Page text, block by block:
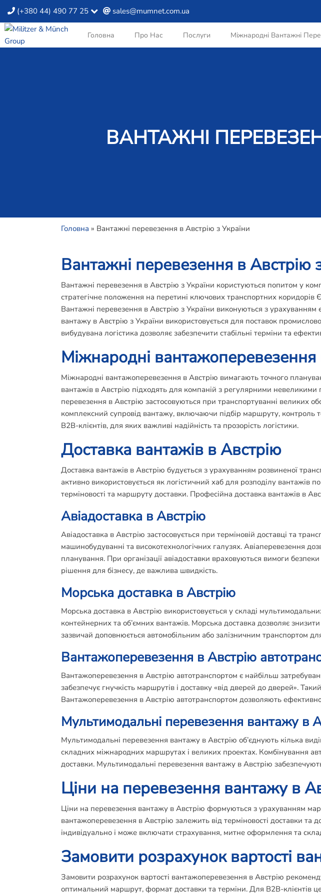
(+380 44) 490 77 25 sales@mumnet.com.ua
Головна
Про Нас Послуги Міжнародні Вантажні
ВАНТАЖНІ
Головна » Вантажні перевезення в Австрію з України
Вантажні перевезення в Австрію
Вантажні перевезення в Австрію з України користуються попитом у
стратегічне положення на перетині ключових транспортних
Вантажні перевезення в Австрію з України виконуються з
вантажу в Австрію з України використовується для поставок
вибудувана логістика дозволяє забезпечити стабільні терміни та
Міжнародні вантажоперевезення
Міжнародні вантажоперевезення в Австрію вимагають точного
вантажів в Австрію підходять для компаній з регулярними невеликими
перевезення в Австрію застосовуються при транспортуванні великих
комплексний супровід вантажу, включаючи підбір маршруту, контроль
B2B-клієнтів, для яких важливі надійність та прозорість логістики.
Доставка вантажів в Австрію
Доставка вантажів в Австрію будується з урахуванням розвиненої
активно використовується як логістичний хаб для розподілу
терміновості та маршруту доставки. Професійна доставка вантажів в
Авіадоставка в Австрію
Авіадоставка в Австрію застосовується при терміновій доставці та
машинобудуванні та високотехнологічних галузях. Авіаперевезення
планування. При організації авіадоставки враховуються вимоги
рішення для бізнесу, де важлива швидкість.
Морська доставка в Австрію
Морська доставка в Австрію використовується у складі
контейнерних та об’ємних вантажів. Морська доставка дозволяє
зазвичай доповнюється автомобільним або залізничним транспортом
Вантажоперевезення в Австрію
Вантажоперевезення в Австрію автотранспортом є найбільш
забезпечує гнучкість маршрутів і доставку «від дверей до дверей».
Вантажоперевезення в Австрію автотранспортом дозволяють
Мультимодальні перевезення вантажу в
Мультимодальні перевезення вантажу в Австрію об’єднують кілька
складних міжнародних маршрутах і великих проектах. Комбінування
доставки. Мультимодальні перевезення вантажу в Австрію
Ціни на перевезення вантажу в
Ціни на перевезення вантажу в Австрію формуються з урахуванням
вантажоперевезення в Австрію залежить від терміновості доставки та
індивідуально і може включати страхування, митне оформлення та
Замовити розрахунок вартості
Замовити розрахунок вартості вантажоперевезення в Австрію
оптимальний маршрут, формат доставки та терміни. Для B2B-клієнтів